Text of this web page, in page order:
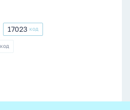
17023
17023 КОД